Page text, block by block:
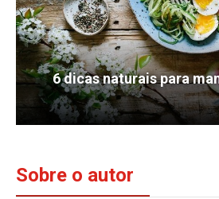
6 dicas naturais para
Sobre o autor